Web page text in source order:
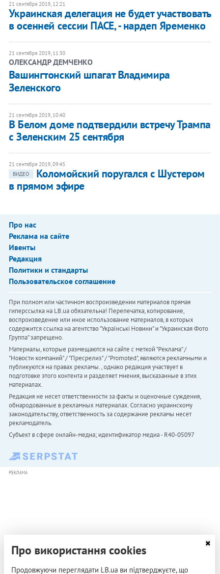
21 сентября 2019, 12:21
Украинская делегация не будет участвовать
в осенней сессии ПАСЕ, - нардеп Яременко
21 сентября 2019, 11:30
ОЛЕКСАНДР ДЕМЧЕНКО
Вашингтонский шпагат Владимира
Зеленского
21 сентября 2019, 10:40
В Белом доме подтвердили встречу Трампа
с Зеленским 25 сентября
21 сентября 2019, 09:45
ВИДЕО
Коломойский поругался с Шустером
в прямом эфире
Про нас
Реклама на сайте
Ивенты
Редакция
Политики и стандарты
Пользовательское соглашение
При полном или частичном воспроизведении материалов прямая
гиперссылка на LB.ua обязательна! Перепечатка, копирование,
воспроизведение или иное использование материалов, в которых
содержится ссылка на агентство "Українськi Новини" и "Украинская Фото
Группа" запрещено.
Материалы, которые размещаются на сайте с меткой "Реклама" /
"Новости компаний" / "Пресрелиз" / "Promoted", являются рекламными и
публикуются на правах рекламы. , однако редакция участвует в
подготовке этого контента и разделяет мнения, высказанные в этих
материалах.
Редакция не несет ответственности за факты и оценочные суждения,
обнародованные в рекламных материалах. Согласно украинскому
законодательству, ответственность за содержание рекламы несет
рекламодатель.
Субъект в сфере онлайн-медиа; идентификатор медиа - R40-05097
РЕКЛАМА
Про використання cookies
Продовжуючи переглядати LB.ua ви підтверджуєте, що